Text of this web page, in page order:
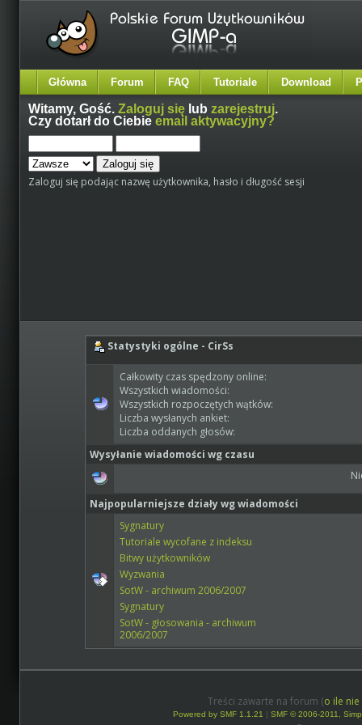
Główna Forum FAQ Tutoriale Download
Witamy, Gość. Zaloguj się lub zarejestruj.
Czy dotarł do Ciebie email aktywacyjny?
Zaloguj się podając nazwę użytkownika, hasło i długość sesji
Statystyki ogólne - CirSs
Całkowity czas spędzony online:
Wszystkich wiadomości:
Wszystkich rozpoczętych wątków:
Liczba wysłanych ankiet:
Liczba oddanych głosów:
Wysyłanie wiadomości wg czasu
Najpopularniejsze działy wg wiadomości
Sygnatury
Tutoriale wycofane z indeksu
Bitwy użytkowników
Wyzwania
SotW - archiwum 2006/2007
Sygnatury
SotW - głosowania - archiwum
2006/2007
Treści zawarte na forum (o ile
Powered by SMF 1.1.21 | SMF © 2006-2011,